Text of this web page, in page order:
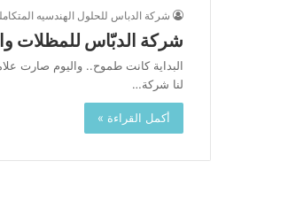
شركة الدباس للحلول الهندسيه
شركة الدبّاس للمظلات
لنا شركة…
أكمل القراءة »